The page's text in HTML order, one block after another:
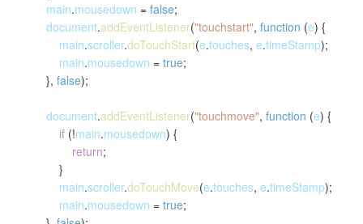
main.mousedown = false;
document.addEventListener("touchstart", function (e) {
main.scroller.doTouchStart(e.touches, e.timeStamp);
main.mousedown = true;
}, false);
document.addEventListener("touchmove", function (e) {
if (!main.mousedown) {
return;
}
main.scroller.doTouchMove(e.touches, e.timeStamp);
main.mousedown = true;